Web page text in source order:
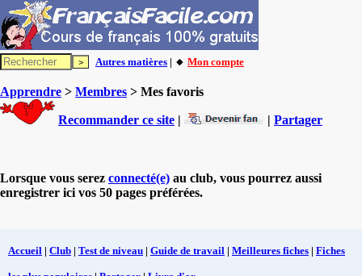
Autres matières | 🔸 Mon compte
Apprendre > Membres > Mes favoris
Recommander ce site | | Partager
Lorsque vous serez connecté(e) au club, vous pourrez aussi
enregistrer ici vos 50 pages préférées.
Accueil | Club | Test de niveau | Guide de travail | Meilleures fiches | Fiches